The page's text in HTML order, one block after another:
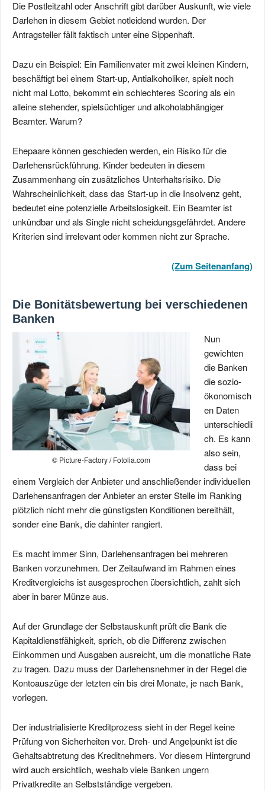
Die Postleitzahl oder Anschrift gibt darüber Auskunft, wie viele
Darlehen in diesem Gebiet notleidend wurden. Der
Antragsteller fällt faktisch unter eine Sippenhaft.
Dazu ein Beispiel: Ein Familienvater mit zwei kleinen Kindern,
beschäftigt bei einem Start-up, Antialkoholiker, spielt noch
nicht mal Lotto, bekommt ein schlechteres Scoring als ein
alleine stehender, spielsüchtiger und alkoholabhängiger
Beamter. Warum?
Ehepaare können geschieden werden, ein Risiko für die
Darlehensrückführung. Kinder bedeuten in diesem
Zusammenhang ein zusätzliches Unterhaltsrisiko. Die
Wahrscheinlichkeit, dass das Start-up in die Insolvenz geht,
bedeutet eine potenzielle Arbeitslosigkeit. Ein Beamter ist
unkündbar und als Single nicht scheidungsgefährdet. Andere
Kriterien sind irrelevant oder kommen nicht zur Sprache.
(Zum Seitenanfang)
Die Bonitätsbewertung bei verschiedenen
Banken
© Picture-Factory / Fotolia.com
Nun
gewichten
die Banken
die sozio-
ökonomisch
en Daten
unterschiedli
ch. Es kann
also sein,
dass bei
einem Vergleich der Anbieter und anschließender individuellen
Darlehensanfragen der Anbieter an erster Stelle im Ranking
plötzlich nicht mehr die günstigsten Konditionen bereithält,
sonder eine Bank, die dahinter rangiert.
Es macht immer Sinn, Darlehensanfragen bei mehreren
Banken vorzunehmen. Der Zeitaufwand im Rahmen eines
Kreditvergleichs ist ausgesprochen übersichtlich, zahlt sich
aber in barer Münze aus.
Auf der Grundlage der Selbstauskunft prüft die Bank die
Kapitaldienstfähigkeit, sprich, ob die Differenz zwischen
Einkommen und Ausgaben ausreicht, um die monatliche Rate
zu tragen. Dazu muss der Darlehensnehmer in der Regel die
Kontoauszüge der letzten ein bis drei Monate, je nach Bank,
vorlegen.
Der industrialisierte Kreditprozess sieht in der Regel keine
Prüfung von Sicherheiten vor. Dreh- und Angelpunkt ist die
Gehaltsabtretung des Kreditnehmers. Vor diesem Hintergrund
wird auch ersichtlich, weshalb viele Banken ungern
Privatkredite an Selbstständige vergeben.